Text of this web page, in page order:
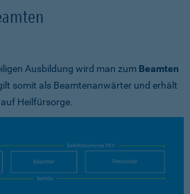
Ausbildung wird man zum Beamten
somit als Beamtenanwärter und erhält
Heilfürsorge.